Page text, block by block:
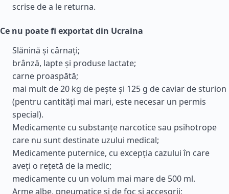
scrise de a le returna.
Ce nu poate fi exportat din Ucraina
Slănină și cârnați;
brânză, lapte și produse lactate;
carne proaspătă;
mai mult de 20 kg de pește și 125 g de caviar de sturion
(pentru cantități mai mari, este necesar un permis
special).
Medicamente cu substanțe narcotice sau psihotrope
care nu sunt destinate uzului medical;
Medicamente puternice, cu excepția cazului în care
aveți o rețetă de la medic;
medicamente cu un volum mai mare de 500 ml.
Arme albe, pneumatice și de foc și accesorii;